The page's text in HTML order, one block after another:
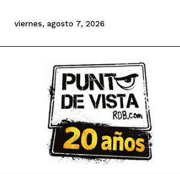
viernes, agosto 7, 2026